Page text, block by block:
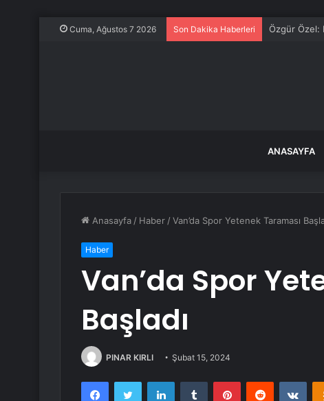
Cuma, Ağustos 7 2026 Son Dakika Haberleri CHP
ANASAYFA
Anasayfa / Haber /Van’da Spor Yetenek Taraması
Haber
Van’da Spor
Başladı
PINAR KIRLI Şubat 15, 2024
FacebookTwitter LinkedInTumblr PinterestReddit